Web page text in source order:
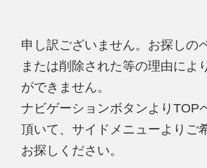
申し訳ございません。お探しの
または削除された等の理由によ
ができません。
ナビゲーションボタンよりTOP
頂いて、サイドメニューよりご
お探しください。